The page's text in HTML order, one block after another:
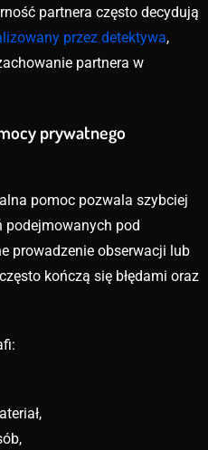
partnera często decydują
przez detektywa,
partnera w
prywatnego
pomoc pozwala szybciej
podejmowanych pod
prowadzenie obserwacji lub
kończą się błędami oraz